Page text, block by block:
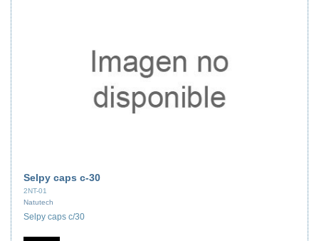
Selpy caps c-30
2NT-01
Natutech
Selpy caps c/30